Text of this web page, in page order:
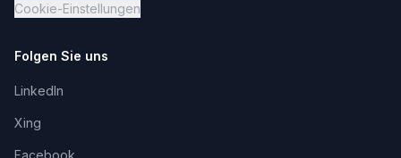
Cookie-Einstellungen
Folgen Sie uns
LinkedIn
Xing
Facebook